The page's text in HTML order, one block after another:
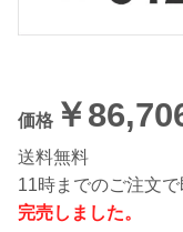
価格 ￥
送料無料
11時までのご注文
完売しました。